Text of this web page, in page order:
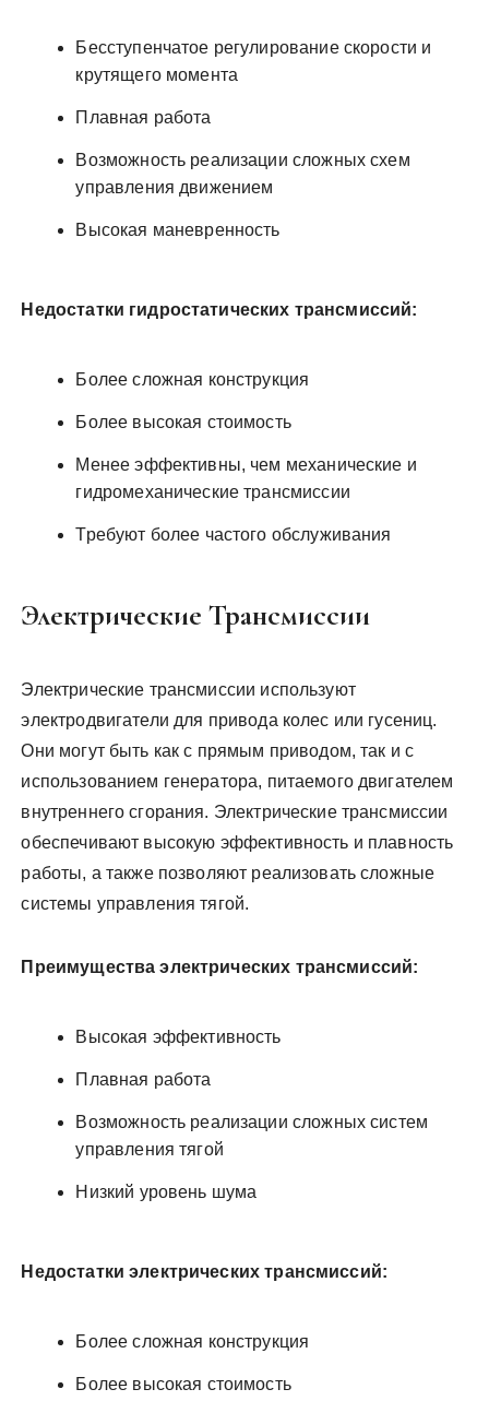
Бесступенчатое регулирование скорости и
крутящего момента
Плавная работа
Возможность реализации сложных схем
управления движением
Высокая маневренность
Недостатки гидростатических трансмиссий:
Более сложная конструкция
Более высокая стоимость
Менее эффективны, чем механические и
гидромеханические трансмиссии
Требуют более частого обслуживания
Электрические Трансмиссии
Электрические трансмиссии используют
электродвигатели для привода колес или гусениц.
Они могут быть как с прямым приводом, так и с
использованием генератора, питаемого двигателем
внутреннего сгорания. Электрические трансмиссии
обеспечивают высокую эффективность и плавность
работы, а также позволяют реализовать сложные
системы управления тягой.
Преимущества электрических трансмиссий:
Высокая эффективность
Плавная работа
Возможность реализации сложных систем
управления тягой
Низкий уровень шума
Недостатки электрических трансмиссий:
Более сложная конструкция
Более высокая стоимость